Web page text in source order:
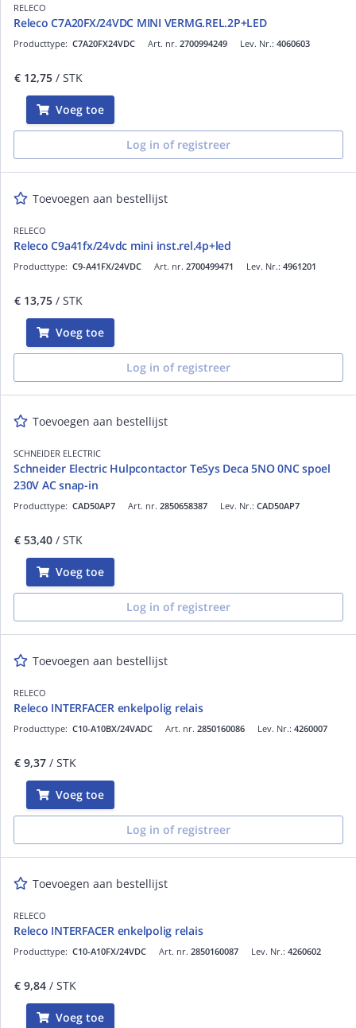
RELECO
Releco C7A20FX/24VDC MINI VERMG.REL.2P+LED
Art. nr. 2700994249
Producttype: C7A20FX24VDC Lev. Nr.: 4060603
€ 12,75 / STK
Voeg toe
Log in of registreer
Toevoegen aan bestellijst
RELECO
Releco C9a41fx/24vdc mini inst.rel.4p+led
Art. nr. 2700499471
Producttype: C9-A41FX/24VDC Lev. Nr.: 4961201
€ 13,75 / STK
Voeg toe
Log in of registreer
Toevoegen aan bestellijst
SCHNEIDER ELECTRIC
Schneider Electric Hulpcontactor TeSys Deca 5NO 0NC spoel
230V AC snap-in
Art. nr. 2850658387
Producttype: CAD50AP7 Lev. Nr.: CAD50AP7
€ 53,40 / STK
Voeg toe
Log in of registreer
Toevoegen aan bestellijst
RELECO
Releco INTERFACER enkelpolig relais
Art. nr. 2850160086
Producttype: C10-A10BX/24VADC Lev. Nr.: 4260007
€ 9,37 / STK
Voeg toe
Log in of registreer
Toevoegen aan bestellijst
RELECO
Releco INTERFACER enkelpolig relais
Art. nr. 2850160087
Producttype: C10-A10FX/24VDC Lev. Nr.: 4260602
€ 9,84 / STK
Voeg toe